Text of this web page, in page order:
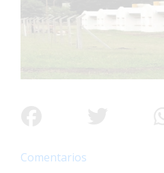
Interés
General
Espectáculos
Comentarios